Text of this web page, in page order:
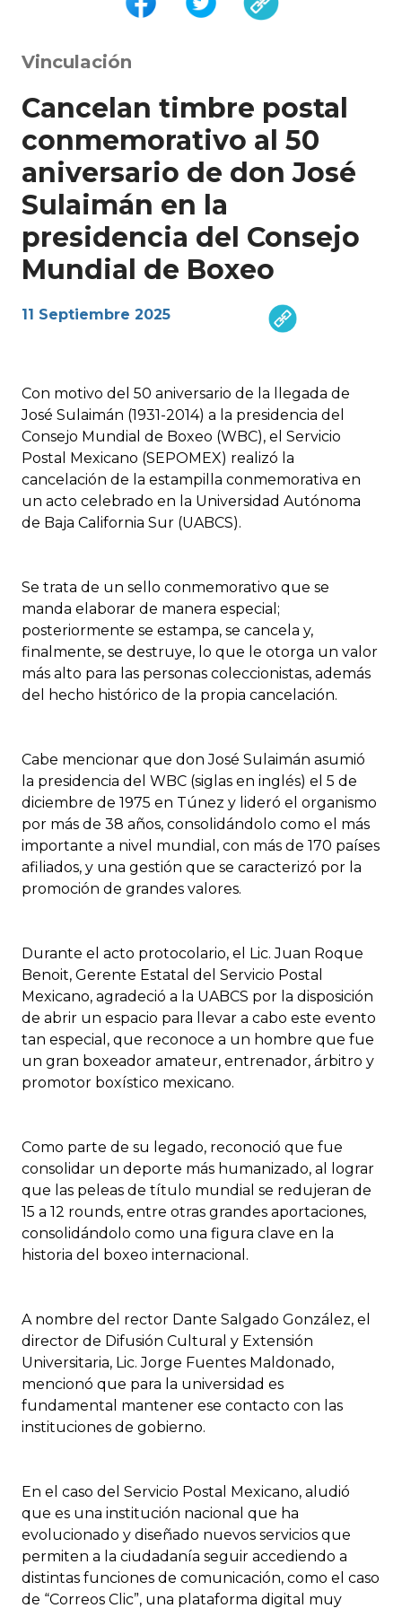
Vinculación
Cancelan timbre postal
conmemorativo al 50
aniversario de don José
Sulaimán en la
presidencia del Consejo
Mundial de Boxeo
11 Septiembre 2025
Con motivo del 50 aniversario de la llegada de
José Sulaimán (1931-2014) a la presidencia del
Consejo Mundial de Boxeo (WBC), el Servicio
Postal Mexicano (SEPOMEX) realizó la
cancelación de la estampilla conmemorativa en
un acto celebrado en la Universidad Autónoma
de Baja California Sur (UABCS).
Se trata de un sello conmemorativo que se
manda elaborar de manera especial;
posteriormente se estampa, se cancela y,
finalmente, se destruye, lo que le otorga un valor
más alto para las personas coleccionistas, además
del hecho histórico de la propia cancelación.
Cabe mencionar que don José Sulaimán asumió
la presidencia del WBC (siglas en inglés) el 5 de
diciembre de 1975 en Túnez y lideró el organismo
por más de 38 años, consolidándolo como el más
importante a nivel mundial, con más de 170 países
afiliados, y una gestión que se caracterizó por la
promoción de grandes valores.
Durante el acto protocolario, el Lic. Juan Roque
Benoit, Gerente Estatal del Servicio Postal
Mexicano, agradeció a la UABCS por la disposición
de abrir un espacio para llevar a cabo este evento
tan especial, que reconoce a un hombre que fue
un gran boxeador amateur, entrenador, árbitro y
promotor boxístico mexicano.
Como parte de su legado, reconoció que fue
consolidar un deporte más humanizado, al lograr
que las peleas de título mundial se redujeran de
15 a 12 rounds, entre otras grandes aportaciones,
consolidándolo como una figura clave en la
historia del boxeo internacional.
A nombre del rector Dante Salgado González, el
director de Difusión Cultural y Extensión
Universitaria, Lic. Jorge Fuentes Maldonado,
mencionó que para la universidad es
fundamental mantener ese contacto con las
instituciones de gobierno.
En el caso del Servicio Postal Mexicano, aludió
que es una institución nacional que ha
evolucionado y diseñado nuevos servicios que
permiten a la ciudadanía seguir accediendo a
distintas funciones de comunicación, como el caso
de “Correos Clic”, una plataforma digital muy